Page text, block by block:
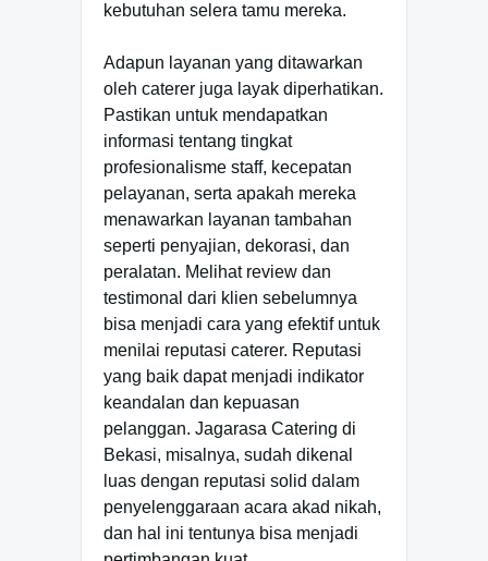
kebutuhan selera tamu mereka.
Adapun layanan yang ditawarkan
oleh caterer juga layak diperhatikan.
Pastikan untuk mendapatkan
informasi tentang tingkat
profesionalisme staff, kecepatan
pelayanan, serta apakah mereka
menawarkan layanan tambahan
seperti penyajian, dekorasi, dan
peralatan. Melihat review dan
testimonal dari klien sebelumnya
bisa menjadi cara yang efektif untuk
menilai reputasi caterer. Reputasi
yang baik dapat menjadi indikator
keandalan dan kepuasan
pelanggan. Jagarasa Catering di
Bekasi, misalnya, sudah dikenal
luas dengan reputasi solid dalam
penyelenggaraan acara akad nikah,
dan hal ini tentunya bisa menjadi